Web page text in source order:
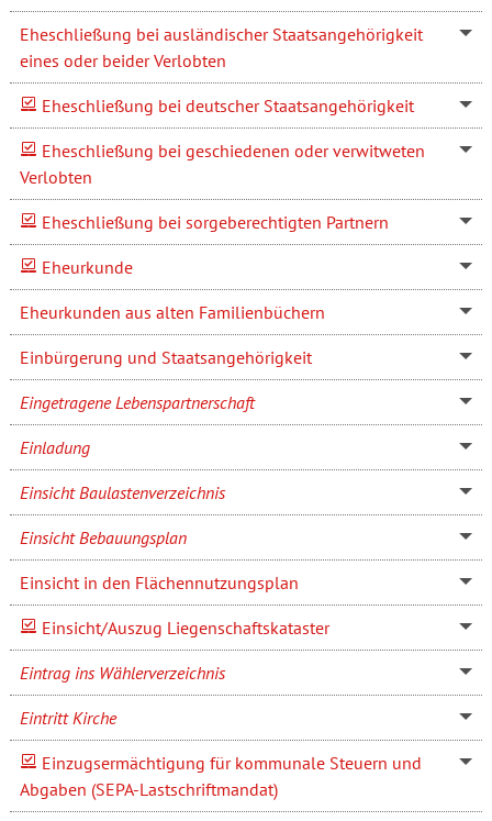
Eheschließung bei ausländischer Staatsangehörigkeit
eines oder beider Verlobten
Eheschließung bei deutscher Staatsangehörigkeit
Eheschließung bei geschiedenen oder verwitweten
Verlobten
Eheschließung bei sorgeberechtigten Partnern
Eheurkunde
Eheurkunden aus alten Familienbüchern
Einbürgerung und Staatsangehörigkeit
Eingetragene Lebenspartnerschaft
Einladung
Einsicht Baulastenverzeichnis
Einsicht Bebauungsplan
Einsicht in den Flächennutzungsplan
Einsicht/Auszug Liegenschaftskataster
Eintrag ins Wählerverzeichnis
Eintritt Kirche
Einzugsermächtigung für kommunale Steuern und
Abgaben (SEPA-Lastschriftmandat)